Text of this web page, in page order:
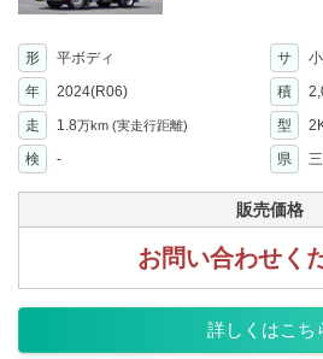
形 平ボディ サ
年
2024(R06) 積
走 1.8万km (実走行距離) 型
検
- 県
販売価格
お問い合わせく
詳しくはこち